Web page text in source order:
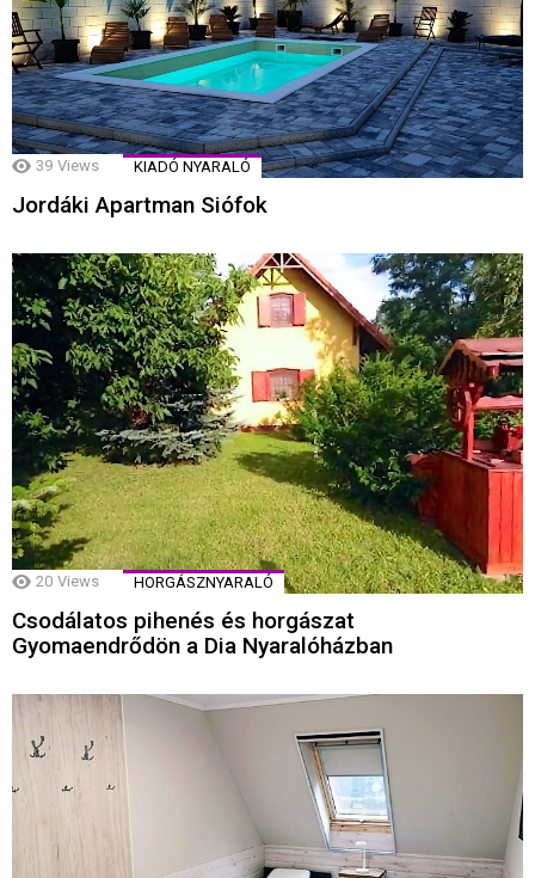
39 Views KIADÓ NYARALÓ
Jordáki Apartman Siófok
20 Views HORGÁSZNYARALÓ
Csodálatos pihenés és horgászat
Gyomaendrődön a Dia Nyaralóházban